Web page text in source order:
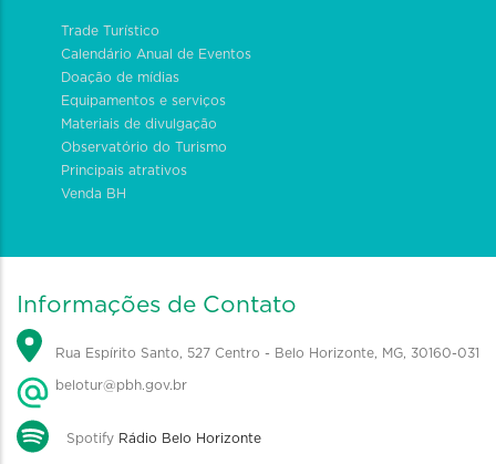
Trade Turístico
Calendário Anual de Eventos
Doação de mídias
Equipamentos e serviços
Materiais de divulgação
Observatório do Turismo
Principais atrativos
Venda BH
Informações de Contato
Rua Espírito Santo, 527 Centro - Belo Horizonte, MG, 30160-031
belotur@pbh.gov.br
Spotify Rádio Belo Horizonte